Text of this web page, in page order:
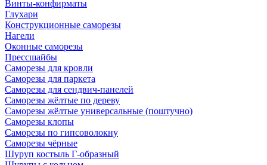
Винты-конфирматы
Глухари
Конструкционные саморезы
Нагели
Оконные саморезы
Прессшайбы
Саморезы для кровли
Саморезы для паркета
Саморезы для сендвич-панелей
Саморезы жёлтые по дереву
Саморезы жёлтые универсальные (поштучно)
Саморезы клопы
Саморезы по гипсоволокну
Саморезы чёрные
Шуруп костыль Г-образный